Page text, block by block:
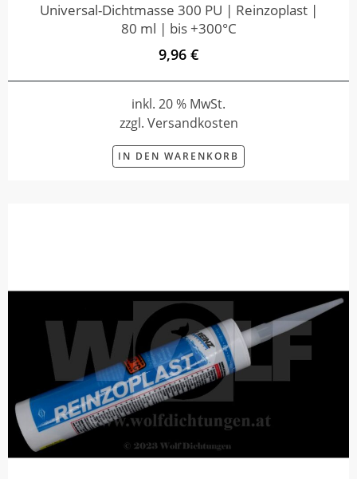
Universal-Dichtmasse 300 PU | Reinzoplast |
80 ml | bis +300°C
9,96 €
inkl. 20 % MwSt.
zzgl. Versandkosten
IN DEN WARENKORB